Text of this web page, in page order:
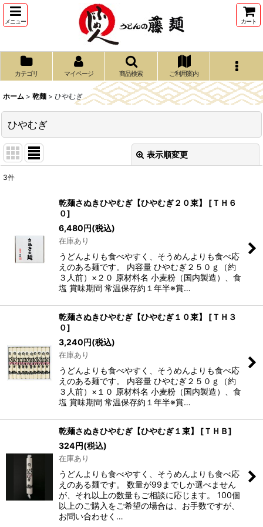
メニュー カート
カテゴリ マイページ 商品検索 ご利用案内
ホーム > 乾麺 > ひやむぎ
ひやむぎ
表示順変更
絞り込む
3件
乾麺さぬきひやむぎ【ひやむぎ２０束】 [ＴＨ６
０]
6,480円(税込)
在庫あり
うどんよりも食べやすく、そうめんよりも食べ応
えのある麺です。 内容量 ひやむぎ２５０ｇ（約
３人前）×２０ 原材料名 小麦粉（国内製造）、食
塩 賞味期間 常温保存約１年半※賞…
乾麺さぬきひやむぎ【ひやむぎ１０束】 [ＴＨ３
０]
3,240円(税込)
在庫あり
うどんよりも食べやすく、そうめんよりも食べ応
えのある麺です。 内容量 ひやむぎ２５０ｇ（約
３人前）×１０ 原材料名 小麦粉（国内製造）、食
塩 賞味期間 常温保存約１年半※賞…
乾麺さぬきひやむぎ【ひやむぎ１束】 [ＴＨＢ]
324円(税込)
在庫あり
うどんよりも食べやすく、そうめんよりも食べ応
えのある麺です。 数量が99までしか選べません
が、それ以上の数量もご相談に応じます。 100個
以上のご購入をご希望の場合は、お手数ですが、
お問い合わせく…